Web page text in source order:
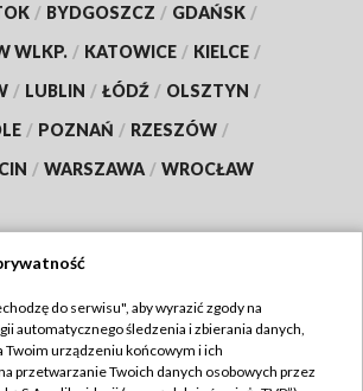
/ BYDGOSZCZ / GDAŃSK /
WLKP. / KATOWICE / KIELCE /
/ LUBLIN / ŁÓDŹ / OLSZTYN /
/ POZNAŃ / RZESZÓW /
/ WARSZAWA / WROCŁAW
TVP
Regulamin TVP
do serwisu", aby wyrazić zgody na
automatycznego śledzenia i zbierania danych,
Twoim urządzeniu końcowym i ich
przetwarzanie Twoich danych osobowych przez